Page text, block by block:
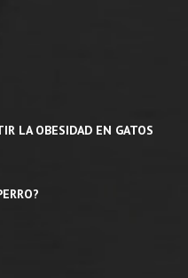
LA OBESIDAD EN GATOS